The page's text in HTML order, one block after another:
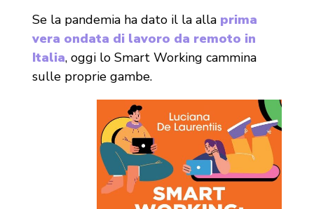
Se la pandemia ha dato il la alla prima
vera ondata di lavoro da remoto in
Italia, oggi lo Smart Working cammina
sulle proprie gambe.